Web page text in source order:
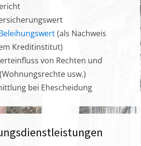
(als Nachweis
Kreditinstitut)
von Rechten und
usw.)
bei Ehescheidung